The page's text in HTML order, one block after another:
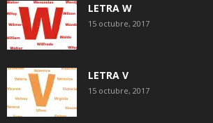
LETRA W
15 octubre, 2017
LETRA V
15 octubre, 2017